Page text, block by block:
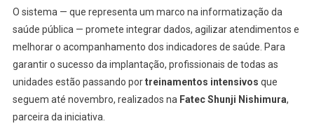
O sistema — que representa um marco na informatização da
saúde pública — promete integrar dados, agilizar atendimentos e
melhorar o acompanhamento dos indicadores de saúde. Para
garantir o sucesso da implantação, profissionais de todas as
unidades estão passando portreinamentos intensivos que
seguem até novembro, realizados na Fatec Shunji Nishimura,
parceira da iniciativa.